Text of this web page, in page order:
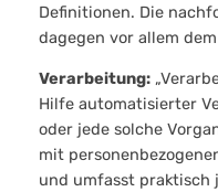
Definitionen. Die
dagegen vor allem
Verarbeitung:
Hilfe automatisierter
oder jede solche
mit
und umfasst praktisch